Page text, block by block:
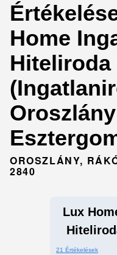
Home
Hiteliroda
OROSZLÁNY,
2840
Lux
21 Értékelések